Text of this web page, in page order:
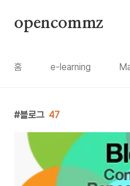
opencommz
홈 e-learning
블로그 47